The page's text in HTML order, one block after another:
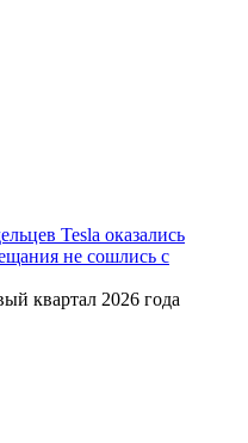
Tesla оказались
не сошлись с
квартал 2026 года